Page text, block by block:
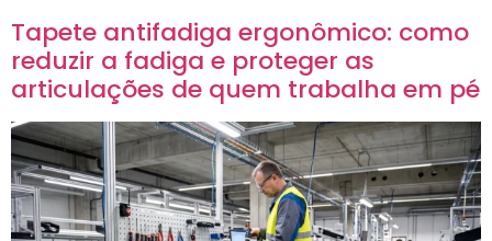
Tapete antifadiga ergonômico: como
reduzir a fadiga e proteger as
articulações de quem trabalha em pé